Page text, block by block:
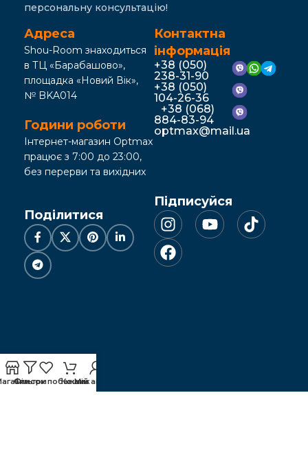
персональну консультацію!
Адреса
Shou-Room знаходиться
в ТЦ «Барабашово»,
площадка «Новий Вік»,
№ BKA014
Години роботи
Інтернет-магазин Optmax
працює з 7:00 до 23:00,
без перерви та вихідних
Контактна
інформація
+38 (050)
238-31-90
+38 (050)
104-26-36
+38 (068)
884-83-94
optmax@mail.ua
Поділитися
Підписуйся
Фільтри
Список побажань
КошикМій акаунт